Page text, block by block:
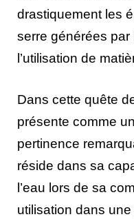
drastiquement les
serre générées
l’utilisation de
Dans cette quête
présente comme
pertinence
réside dans sa
l’eau lors de sa
utilisation dans